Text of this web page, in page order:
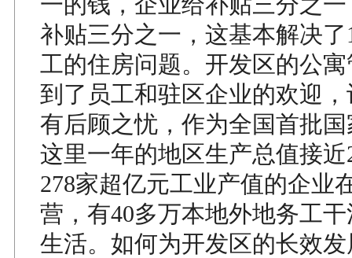
补贴三分之一，这基本解决
工的住房问题。开发区的公
到了员工和驻区企业的欢迎
有后顾之忧，作为全国首批
这里一年的地区生产总值接
278家超亿元工业产值的企业
营，有40多万本地外地务工
生活。如何为开发区的长效